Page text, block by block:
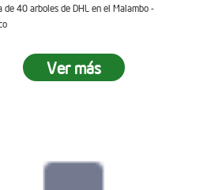
de 40 arboles de DHL en el Malambo -
Ver más